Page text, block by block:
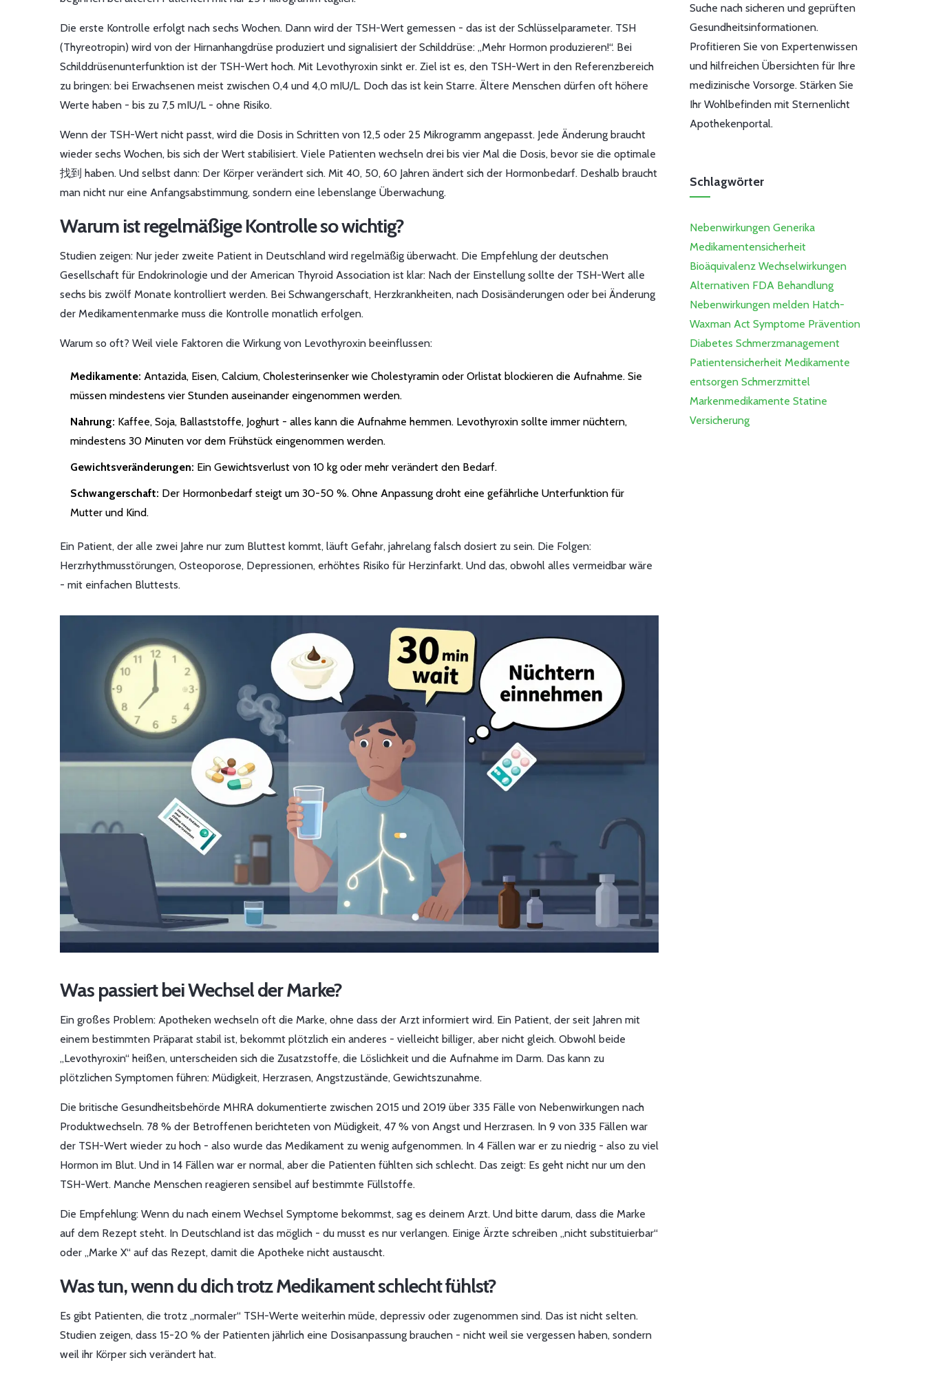
Die erste Kontrolle erfolgt nach sechs Wochen. Dann wird der TSH-Wert gemessen - das ist der Schlüsselparameter. TSH
(Thyreotropin) wird von der Hirnanhangdrüse produziert und signalisiert der Schilddrüse: „Mehr Hormon produzieren!“. Bei
Schilddrüsenunterfunktion ist der TSH-Wert hoch. Mit Levothyroxin sinkt er. Ziel ist es, den TSH-Wert in den Referenzbereich
zu bringen: bei Erwachsenen meist zwischen 0,4 und 4,0 mIU/L. Doch das ist kein Starre. Ältere Menschen dürfen oft höhere
Werte haben - bis zu 7,5 mIU/L - ohne Risiko.
Wenn der TSH-Wert nicht passt, wird die Dosis in Schritten von 12,5 oder 25 Mikrogramm angepasst. Jede Änderung braucht
wieder sechs Wochen, bis sich der Wert stabilisiert. Viele Patienten wechseln drei bis vier Mal die Dosis, bevor sie die optimale
找到 haben. Und selbst dann: Der Körper verändert sich. Mit 40, 50, 60 Jahren ändert sich der Hormonbedarf. Deshalb braucht
man nicht nur eine Anfangsabstimmung, sondern eine lebenslange Überwachung.
Warum ist regelmäßige Kontrolle so wichtig?
Studien zeigen: Nur jeder zweite Patient in Deutschland wird regelmäßig überwacht. Die Empfehlung der deutschen
Gesellschaft für Endokrinologie und der American Thyroid Association ist klar: Nach der Einstellung sollte der TSH-Wert alle
sechs bis zwölf Monate kontrolliert werden. Bei Schwangerschaft, Herzkrankheiten, nach Dosisänderungen oder bei Änderung
der Medikamentenmarke muss die Kontrolle monatlich erfolgen.
Warum so oft? Weil viele Faktoren die Wirkung von Levothyroxin beeinflussen:
Medikamente: Antazida, Eisen, Calcium, Cholesterinsenker wie Cholestyramin oder Orlistat blockieren die Aufnahme. Sie
müssen mindestens vier Stunden auseinander eingenommen werden.
Nahrung: Kaffee, Soja, Ballaststoffe, Joghurt - alles kann die Aufnahme hemmen. Levothyroxin sollte immer nüchtern,
mindestens 30 Minuten vor dem Frühstück eingenommen werden.
Gewichtsveränderungen: Ein Gewichtsverlust von 10 kg oder mehr verändert den Bedarf.
Schwangerschaft: Der Hormonbedarf steigt um 30-50 %. Ohne Anpassung droht eine gefährliche Unterfunktion für
Mutter und Kind.
Ein Patient, der alle zwei Jahre nur zum Bluttest kommt, läuft Gefahr, jahrelang falsch dosiert zu sein. Die Folgen:
Herzrhythmusstörungen, Osteoporose, Depressionen, erhöhtes Risiko für Herzinfarkt. Und das, obwohl alles vermeidbar wäre
- mit einfachen Bluttests.
Was passiert bei Wechsel der Marke?
Ein großes Problem: Apotheken wechseln oft die Marke, ohne dass der Arzt informiert wird. Ein Patient, der seit Jahren mit
einem bestimmten Präparat stabil ist, bekommt plötzlich ein anderes - vielleicht billiger, aber nicht gleich. Obwohl beide
„Levothyroxin“ heißen, unterscheiden sich die Zusatzstoffe, die Löslichkeit und die Aufnahme im Darm. Das kann zu
plötzlichen Symptomen führen: Müdigkeit, Herzrasen, Angstzustände, Gewichtszunahme.
Die britische Gesundheitsbehörde MHRA dokumentierte zwischen 2015 und 2019 über 335 Fälle von Nebenwirkungen nach
Produktwechseln. 78 % der Betroffenen berichteten von Müdigkeit, 47 % von Angst und Herzrasen. In 9 von 335 Fällen war
der TSH-Wert wieder zu hoch - also wurde das Medikament zu wenig aufgenommen. In 4 Fällen war er zu niedrig - also zu viel
Hormon im Blut. Und in 14 Fällen war er normal, aber die Patienten fühlten sich schlecht. Das zeigt: Es geht nicht nur um den
TSH-Wert. Manche Menschen reagieren sensibel auf bestimmte Füllstoffe.
Die Empfehlung: Wenn du nach einem Wechsel Symptome bekommst, sag es deinem Arzt. Und bitte darum, dass die Marke
auf dem Rezept steht. In Deutschland ist das möglich - du musst es nur verlangen. Einige Ärzte schreiben „nicht substituierbar“
oder „Marke X“ auf das Rezept, damit die Apotheke nicht austauscht.
Was tun, wenn du dich trotz Medikament schlecht fühlst?
Es gibt Patienten, die trotz „normaler“ TSH-Werte weiterhin müde, depressiv oder zugenommen sind. Das ist nicht selten.
Studien zeigen, dass 15-20 % der Patienten jährlich eine Dosisanpassung brauchen - nicht weil sie vergessen haben, sondern
weil ihr Körper sich verändert hat.
Suche nach sicheren und geprüften
Gesundheitsinformationen.
Profitieren Sie von Expertenwissen
und hilfreichen Übersichten für Ihre
medizinische Vorsorge. Stärken Sie
Ihr Wohlbefinden mit Sternenlicht
Apothekenportal.
Schlagwörter
Nebenwirkungen Generika
Medikamentensicherheit
Bioäquivalenz Wechselwirkungen
Alternativen FDA Behandlung
Nebenwirkungen melden Hatch-
Waxman Act Symptome Prävention
Diabetes Schmerzmanagement
Patientensicherheit Medikamente
entsorgen Schmerzmittel
Markenmedikamente Statine
Versicherung